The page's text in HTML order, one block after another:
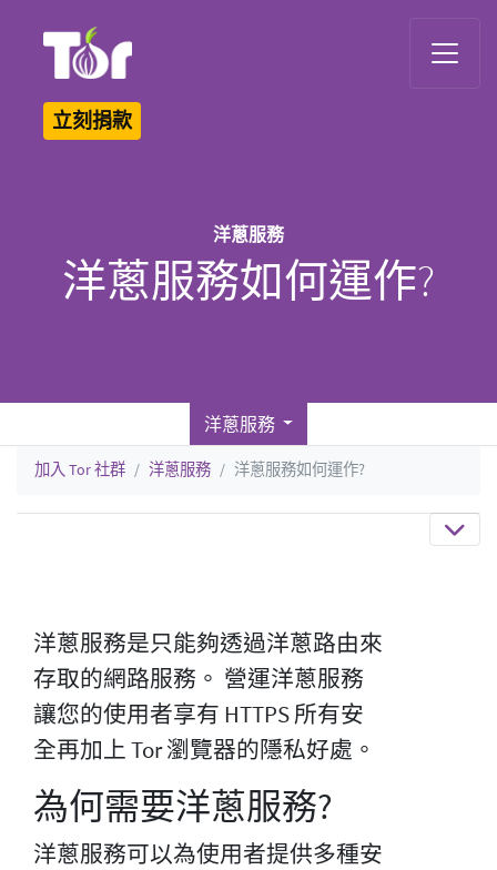
立刻捐款
洋蔥服務
洋蔥服務如何運作?
洋蔥服務
加入 Tor 社群 洋蔥服務 洋蔥服務如何運作?
洋蔥服務是只能夠透過洋蔥路由來
存取的網路服務。 營運洋蔥服務
讓您的使用者享有 HTTPS 所有安
全再加上 Tor 瀏覽器的隱私好處。
為何需要洋蔥服務?
洋蔥服務可以為使用者提供多種安